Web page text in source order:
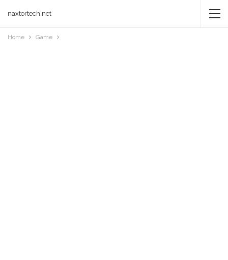
naxtortech.net
Home Game